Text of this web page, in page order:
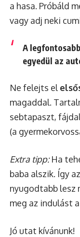
a hasa. Próbáld
vagy adj neki
A
egyedül az
Ne felejts el
magaddal.
sebtapaszt,
(a
Extra tipp:Ha
baba alszik. Így
nyugodtabb lesz
meg az indulást
Jó utat kívánunk!